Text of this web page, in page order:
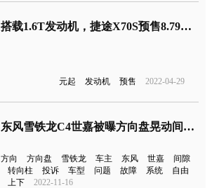
搭载1.6T发动机，捷途X70S预售8.79万元起
元起 发动机 预售 2022-04-29
东风雪铁龙C4世嘉被曝方向盘晃动间隙大
方向 方向盘 雪铁龙 车主 东风 世嘉
间隙
转向柱
投诉 车型 问题 故障 系统
自由
上下
2022-11-16